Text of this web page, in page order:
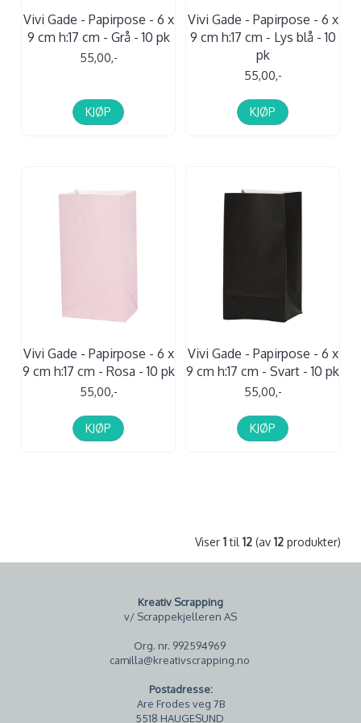
Vivi Gade - Papirpose - 6 x
9 cm h:17 cm - Grå - 10 pk
55,00,-
KJØP
Vivi Gade - Papirpose - 6 x
9 cm h:17 cm - Lys blå - 10
pk
55,00,-
KJØP
Vivi Gade - Papirpose - 6 x
9 cm h:17 cm - Rosa - 10 pk
55,00,-
KJØP
Vivi Gade - Papirpose - 6 x
9 cm h:17 cm - Svart - 10 pk
55,00,-
KJØP
Viser 1til 12 (av 12 produkter)
Kreativ Scrapping
v/ Scrappekjelleren AS
Org. nr. 992594969
camilla@kreativscrapping.no
Postadresse:
Are Frodes veg 7B
5518 HAUGESUND